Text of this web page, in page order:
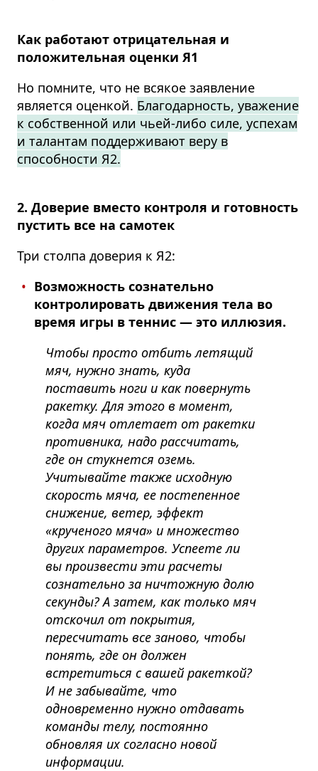
Как работают отрицательная и
положительная оценки Я1
Но помните, что не всякое заявление
является оценкой. Благодарность, уважение
к собственной или чьей-либо силе, успехам
и талантам поддерживают веру в
способности Я2.
2. Доверие вместо контроля и готовность
пустить все на самотек
Три столпа доверия к Я2:
Возможность сознательно
контролировать движения тела во
время игры в теннис — это иллюзия.
Чтобы просто отбить летящий
мяч, нужно знать, куда
поставить ноги и как повернуть
ракетку. Для этого в момент,
когда мяч отлетает от ракетки
противника, надо рассчитать,
где он стукнется оземь.
Учитывайте также исходную
скорость мяча, ее постепенное
снижение, ветер, эффект
«крученого мяча» и множество
других параметров. Успеете ли
вы произвести эти расчеты
сознательно за ничтожную долю
секунды? А затем, как только мяч
отскочил от покрытия,
пересчитать все заново, чтобы
понять, где он должен
встретиться с вашей ракеткой?
И не забывайте, что
одновременно нужно отдавать
команды телу, постоянно
обновляя их согласно новой
информации.